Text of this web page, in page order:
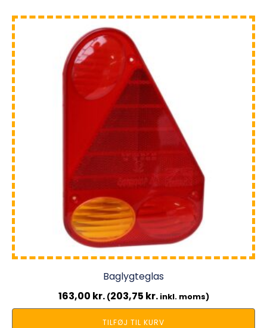
Baglygteglas
163,00 kr. (203,75 kr.inkl. moms)
TILFØJ TIL KURV